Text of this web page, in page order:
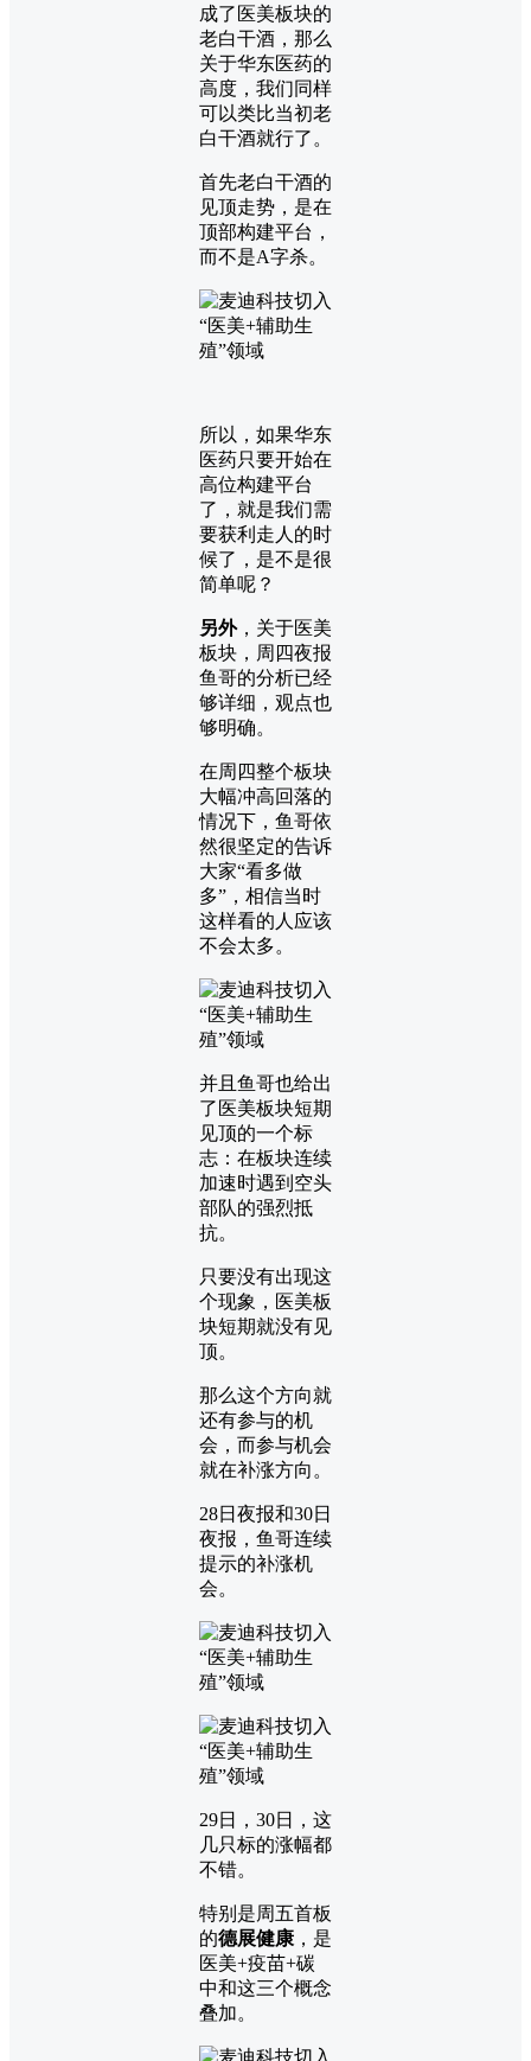
成了医美板块的
老白干酒，那么
关于华东医药的
高度，我们同样
可以类比当初老
白干酒就行了。
首先老白干酒的
见顶走势，是在
顶部构建平台，
而不是A字杀。
所以，如果华东
医药只要开始在
高位构建平台
了，就是我们需
要获利走人的时
候了，是不是很
简单呢？
另外，关于医美
板块，周四夜报
鱼哥的分析已经
够详细，观点也
够明确。
在周四整个板块
大幅冲高回落的
情况下，鱼哥依
然很坚定的告诉
大家“看多做
多”，相信当时
这样看的人应该
不会太多。
并且鱼哥也给出
了医美板块短期
见顶的一个标
志：在板块连续
加速时遇到空头
部队的强烈抵
抗。
只要没有出现这
个现象，医美板
块短期就没有见
顶。
那么这个方向就
还有参与的机
会，而参与机会
就在补涨方向。
28日夜报和30日
夜报，鱼哥连续
提示的补涨机
会。
29日，30日，这
几只标的涨幅都
不错。
特别是周五首板
的德展健康 ，是
医美+疫苗+碳
中和这三个概念
叠加。